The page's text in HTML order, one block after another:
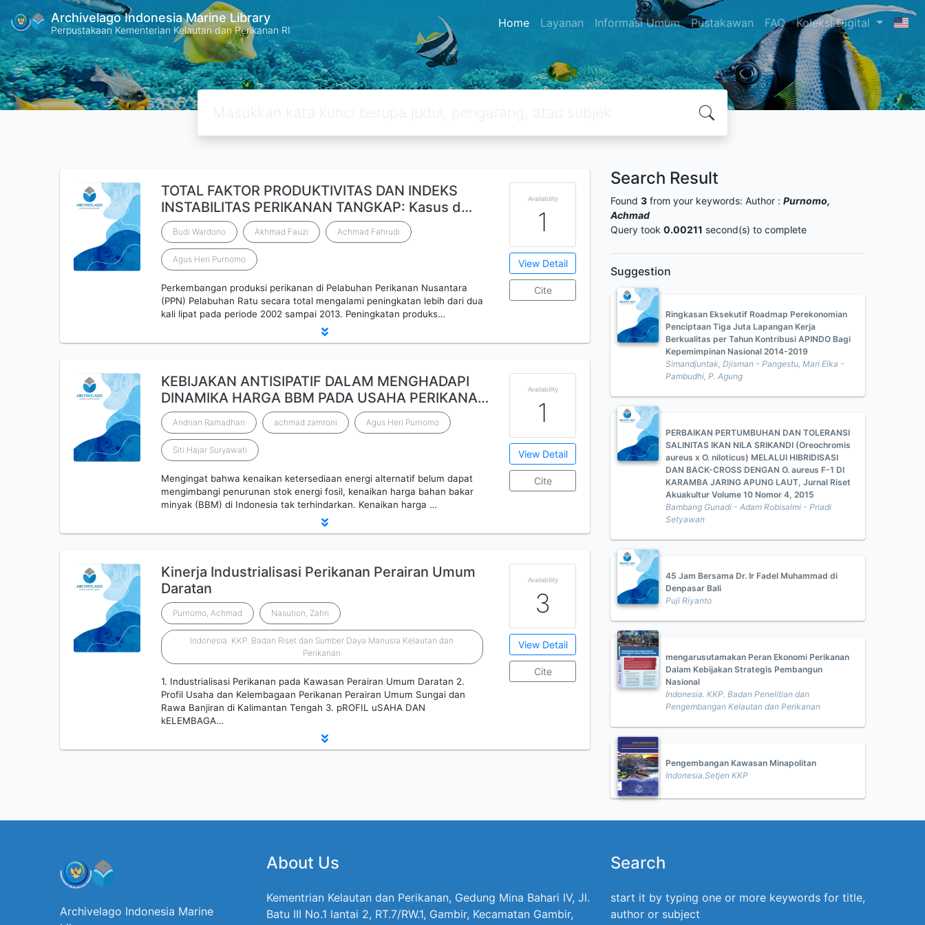
Archivelago Indonesia Marine Library
Perpustakaan Kementerian Kelautan dan Perikanan RI Home Layanan Informasi Umum Pustakawan FAQ Koleksi Digital
TOTAL FAKTOR PRODUKTIVITAS DAN INDEKS
INSTABILITAS PERIKANAN TANGKAP: Kasus d…
Budi Wardono Akhmad Fauzi Achmad Fahrudi
Agus Heri Purnomo
Perkembangan produksi perikanan di Pelabuhan Perikanan Nusantara
(PPN) Pelabuhan Ratu secara total mengalami peningkatan lebih dari dua
kali lipat pada periode 2002 sampai 2013. Peningkatan produks…
Availability
1
View Detail
Cite
KEBIJAKAN ANTISIPATIF DALAM MENGHADAPI
DINAMIKA HARGA BBM PADA USAHA PERIKANA…
Andrian Ramadhan achmad zamroni Agus Heri Purnomo
Siti Hajar Suryawati
Mengingat bahwa kenaikan ketersediaan energi alternatif belum dapat
mengimbangi penurunan stok energi fosil, kenaikan harga bahan bakar
minyak (BBM) di Indonesia tak terhindarkan. Kenaikan harga …
Availability
1
View Detail
Cite
Kinerja Industrialisasi Perikanan Perairan Umum
Daratan
Purnomo, Achmad Nasution, Zahri
Indonesia. KKP. Badan Riset dan Sumber Daya Manusia Kelautan dan
Perikanan
1. Industrialisasi Perikanan pada Kawasan Perairan Umum Daratan 2.
Profil Usaha dan Kelembagaan Perikanan Perairan Umum Sungai dan
Rawa Banjiran di Kalimantan Tengah 3. pROFIL uSAHA DAN
kELEMBAGA…
Availability
3
View Detail
Cite
Search Result
Found 3 from your keywords: Author : Purnomo,
Achmad
Query took 0.00211 second(s) to complete
Suggestion
Ringkasan Eksekutif Roadmap Perekonomian
Penciptaan Tiga Juta Lapangan Kerja
Berkualitas per Tahun Kontribusi APINDO Bagi
Kepemimpinan Nasional 2014-2019
Simandjuntak, Djisman - Pangestu, Mari Elka -
Pambudhi, P. Agung
PERBAIKAN PERTUMBUHAN DAN TOLERANSI
SALINITAS IKAN NILA SRIKANDI (Oreochromis
aureus x O. niloticus) MELALUI HIBRIDISASI
DAN BACK-CROSS DENGAN O. aureus F-1 DI
KARAMBA JARING APUNG LAUT, Jurnal Riset
Akuakultur Volume 10 Nomor 4, 2015
Bambang Gunadi - Adam Robisalmi - Priadi
Setyawan
45 Jam Bersama Dr. Ir Fadel Muhammad di
Denpasar Bali
Puji Riyanto
mengarusutamakan Peran Ekonomi Perikanan
Dalam Kebijakan Strategis Pembangun
Nasional
Indonesia. KKP. Badan Penelitian dan
Pengembangan Kelautan dan Perikanan
Pengembangan Kawasan Minapolitan
Indonesia.Setjen KKP
Archivelago Indonesia Marine
About Us
Kementrian Kelautan dan Perikanan, Gedung Mina Bahari IV, Jl.
Batu III No.1 lantai 2, RT.7/RW.1, Gambir, Kecamatan Gambir,
Search
start it by typing one or more keywords for title,
author or subject